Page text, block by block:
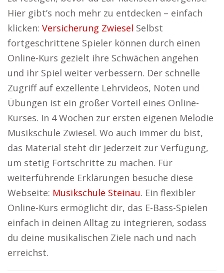
Hier gibt’s noch mehr zu entdecken – einfach
klicken: Versicherung Zwiesel Selbst
fortgeschrittene Spieler können durch einen
Online-Kurs gezielt ihre Schwächen angehen
und ihr Spiel weiter verbessern. Der schnelle
Zugriff auf exzellente Lehrvideos, Noten und
Übungen ist ein großer Vorteil eines Online-
Kurses. In 4 Wochen zur ersten eigenen Melodie
Musikschule Zwiesel. Wo auch immer du bist,
das Material steht dir jederzeit zur Verfügung,
um stetig Fortschritte zu machen. Für
weiterführende Erklärungen besuche diese
Webseite: Musikschule Steinau. Ein flexibler
Online-Kurs ermöglicht dir, das E-Bass-Spielen
einfach in deinen Alltag zu integrieren, sodass
du deine musikalischen Ziele nach und nach
erreichst.